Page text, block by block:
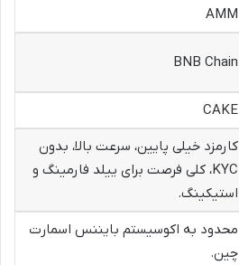
AMM
BNB Chain
CAKE
کارمزد خیلی پایین، سرعت بالا، بدون
KYC، کلی فرصت برای ییلد فارمینگ و
استیکینگ.
محدود به اکوسیستم بایننس اسمارت
چین.